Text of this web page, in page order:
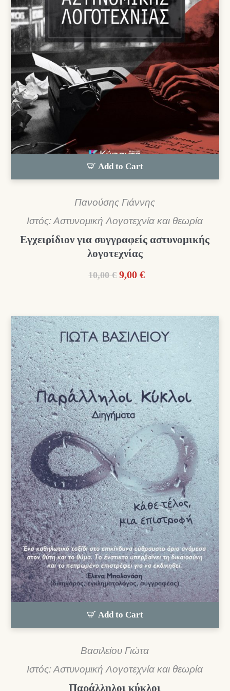
Add to Cart
Πανούσης Γιάννης
Ιστός: Αστυνομική Λογοτεχνία και θεωρία
Εγχειρίδιον για συγγραφείς αστυνομικής
λογοτεχνίας
10,00 € Original
10,00 €.
9,00 €Η
είναι:
9,00 €.
Add to Cart
Βασιλείου Γιώτα
Ιστός: Αστυνομική Λογοτεχνία και θεωρία
Παράλληλοι κύκλοι